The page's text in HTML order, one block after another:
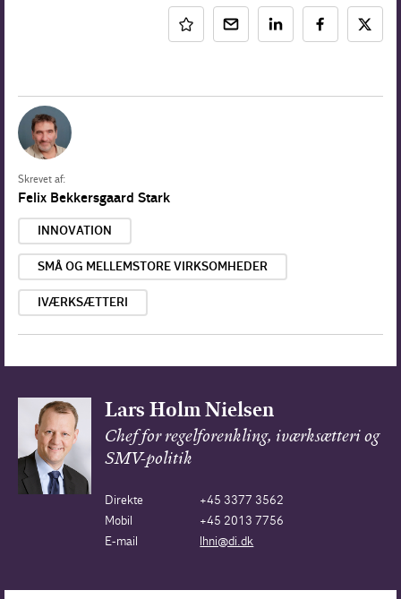
Skrevet af:
Felix Bekkersgaard Stark
INNOVATION
SMÅ OG MELLEMSTORE VIRKSOMHEDER
IVÆRKSÆTTERI
Lars Holm Nielsen
Chef for regelforenkling, iværksætteri og
SMV-politik
Direkte
+45 3377 3562
Mobil
+45 2013 7756
E-mail
lhni@di.dk